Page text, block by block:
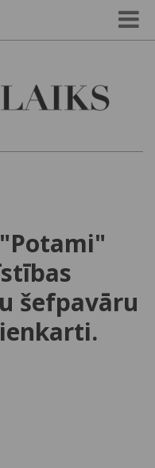
šefpavāru